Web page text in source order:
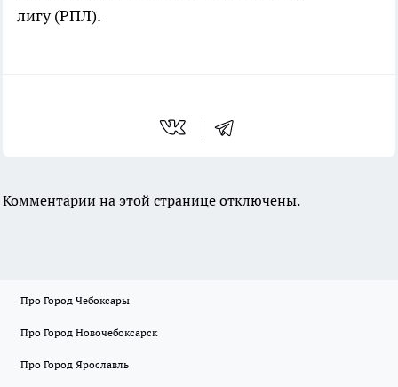
лигу (РПЛ).
Комментарии на этой странице отключены.
Про Город Чебоксары
Про Город Новочебоксарск
Про Город Ярославль